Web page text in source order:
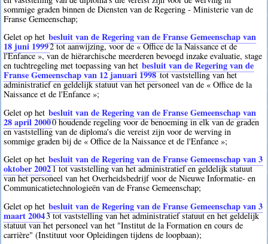
sommige graden binnen de Diensten van de Regering - Ministerie van de
Franse Gemeenschap;
Gelet op het besluit van de Regering van de Franse Gemeenschap van
18 juni 19992tot aanwijzing, voor de « Office de la Naissance et de
l'Enfance », van de hiërarchische meerderen bevoegd inzake evaluatie, stage
en tuchtregeling met toepassing van het besluit van de Regering van de
Franse Gemeenschap van 12 januari 1998tot vaststelling van het
administratief en geldelijk statuut van het personeel van de « Office de la
Naissance et de l'Enfance »;
Gelet op het besluit van de Regering van de Franse Gemeenschap van
28 april 20000houdende regeling voor de benoeming in elk van de graden
en vaststelling van de diploma's die vereist zijn voor de werving in
sommige graden bij de « Office de la Naissance et de l'Enfance »;
Gelet op het besluit van de Regering van de Franse Gemeenschap van 3
oktober 20021tot vaststelling van het administratief en geldelijk statuut
van het personeel van het Overheidsbedrijf voor de Nieuwe Informatie- en
Communicatietechnologieën van de Franse Gemeenschap;
Gelet op het besluit van de Regering van de Franse Gemeenschap van 3
maart 20043tot vaststelling van het administratief statuut en het geldelijk
statuut van het personeel van het "Institut de la Formation en cours de
carrière" (Instituut voor Opleidingen tijdens de loopbaan);